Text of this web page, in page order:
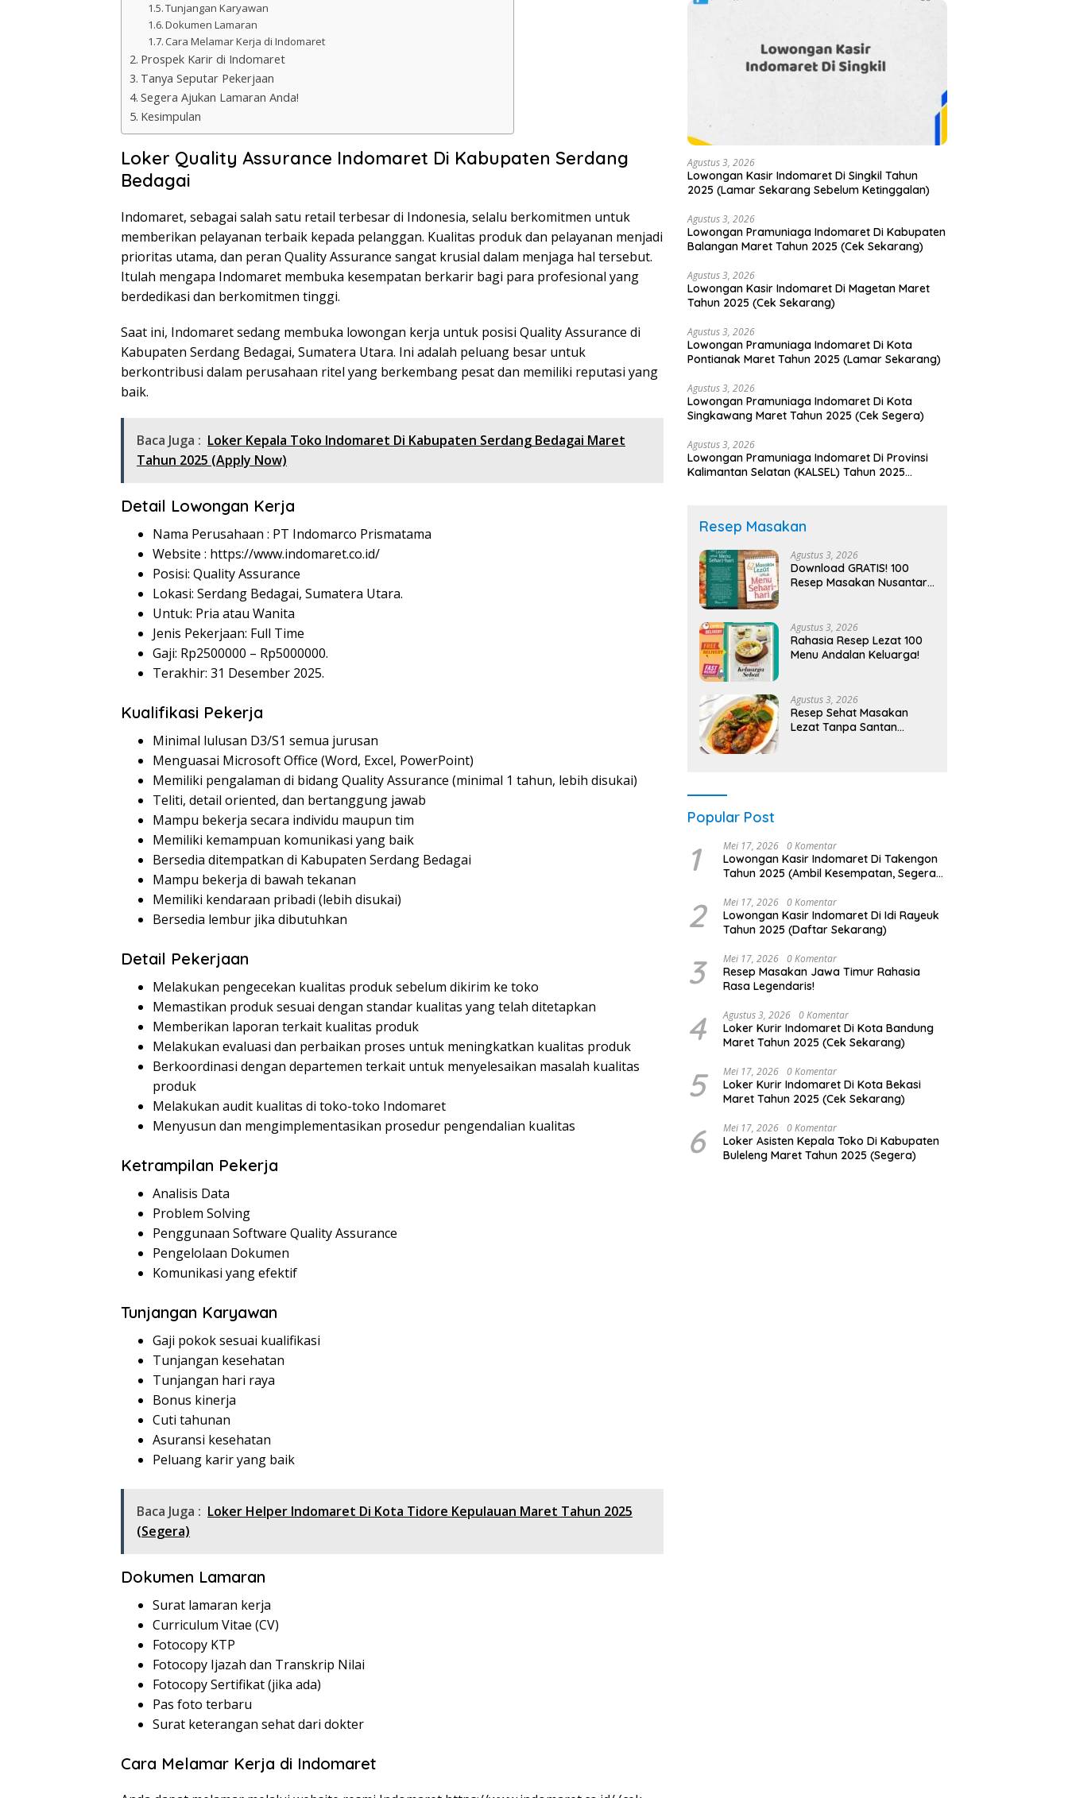
Tunjangan Karyawan
Dokumen Lamaran
Cara Melamar Kerja di Indomaret
Prospek Karir di Indomaret
Tanya Seputar Pekerjaan
Segera Ajukan Lamaran Anda!
Kesimpulan
Loker Quality Assurance Indomaret Di Kabupaten Serdang
Bedagai
Indomaret, sebagai salah satu retail terbesar di Indonesia, selalu berkomitmen untuk
memberikan pelayanan terbaik kepada pelanggan. Kualitas produk dan pelayanan menjadi
prioritas utama, dan peran Quality Assurance sangat krusial dalam menjaga hal tersebut.
Itulah mengapa Indomaret membuka kesempatan berkarir bagi para profesional yang
berdedikasi dan berkomitmen tinggi.
Saat ini, Indomaret sedang membuka lowongan kerja untuk posisi Quality Assurance di
Kabupaten Serdang Bedagai, Sumatera Utara. Ini adalah peluang besar untuk
berkontribusi dalam perusahaan ritel yang berkembang pesat dan memiliki reputasi yang
baik.
Baca Juga : Loker Kepala Toko Indomaret Di Kabupaten Serdang Bedagai Maret
Tahun 2025 (Apply Now)
Detail Lowongan Kerja
Nama Perusahaan : PT Indomarco Prismatama
Website : https://www.indomaret.co.id/
Posisi: Quality Assurance
Lokasi: Serdang Bedagai, Sumatera Utara.
Untuk: Pria atau Wanita
Jenis Pekerjaan: Full Time
Gaji: Rp2500000 – Rp5000000.
Terakhir: 31 Desember 2025.
Kualifikasi Pekerja
Minimal lulusan D3/S1 semua jurusan
Menguasai Microsoft Office (Word, Excel, PowerPoint)
Memiliki pengalaman di bidang Quality Assurance (minimal 1 tahun, lebih disukai)
Teliti, detail oriented, dan bertanggung jawab
Mampu bekerja secara individu maupun tim
Memiliki kemampuan komunikasi yang baik
Bersedia ditempatkan di Kabupaten Serdang Bedagai
Mampu bekerja di bawah tekanan
Memiliki kendaraan pribadi (lebih disukai)
Bersedia lembur jika dibutuhkan
Detail Pekerjaan
Melakukan pengecekan kualitas produk sebelum dikirim ke toko
Memastikan produk sesuai dengan standar kualitas yang telah ditetapkan
Memberikan laporan terkait kualitas produk
Melakukan evaluasi dan perbaikan proses untuk meningkatkan kualitas produk
Berkoordinasi dengan departemen terkait untuk menyelesaikan masalah kualitas
produk
Melakukan audit kualitas di toko-toko Indomaret
Menyusun dan mengimplementasikan prosedur pengendalian kualitas
Ketrampilan Pekerja
Analisis Data
Problem Solving
Penggunaan Software Quality Assurance
Pengelolaan Dokumen
Komunikasi yang efektif
Tunjangan Karyawan
Gaji pokok sesuai kualifikasi
Tunjangan kesehatan
Tunjangan hari raya
Bonus kinerja
Cuti tahunan
Asuransi kesehatan
Peluang karir yang baik
Baca Juga : Loker Helper Indomaret Di Kota Tidore Kepulauan Maret Tahun 2025
(Segera)
Dokumen Lamaran
Surat lamaran kerja
Curriculum Vitae (CV)
Fotocopy KTP
Fotocopy Ijazah dan Transkrip Nilai
Fotocopy Sertifikat (jika ada)
Pas foto terbaru
Surat keterangan sehat dari dokter
Cara Melamar Kerja di Indomaret
Agustus 3, 2026
Lowongan Kasir Indomaret Di Singkil Tahun
2025 (Lamar Sekarang Sebelum Ketinggalan)
Agustus 3, 2026
Lowongan Pramuniaga Indomaret Di Kabupaten
Balangan Maret Tahun 2025 (Cek Sekarang)
Agustus 3, 2026
Lowongan Kasir Indomaret Di Magetan Maret
Tahun 2025 (Cek Sekarang)
Agustus 3, 2026
Lowongan Pramuniaga Indomaret Di Kota
Pontianak Maret Tahun 2025 (Lamar Sekarang)
Agustus 3, 2026
Lowongan Pramuniaga Indomaret Di Kota
Singkawang Maret Tahun 2025 (Cek Segera)
Agustus 3, 2026
Lowongan Pramuniaga Indomaret Di Provinsi
Kalimantan Selatan (KALSEL) Tahun 2025
Resep Masakan
Agustus 3, 2026
Download GRATIS! 100
Resep Masakan Nusantara
Agustus 3, 2026
Rahasia Resep Lezat 100
Menu Andalan Keluarga!
Agustus 3, 2026
Resep Sehat Masakan
Lezat Tanpa Santan
Popular Post
1 Mei 17, 2026 0 Komentar
Lowongan Kasir Indomaret Di Takengon
Tahun 2025 (Ambil Kesempatan, Segera
2 Mei 17, 2026 0 Komentar
Lowongan Kasir Indomaret Di Idi Rayeuk
Tahun 2025 (Daftar Sekarang)
3 Mei 17, 2026 0 Komentar
Resep Masakan Jawa Timur Rahasia
Rasa Legendaris!
4 Agustus 3, 2026 0 Komentar
Loker Kurir Indomaret Di Kota Bandung
Maret Tahun 2025 (Cek Sekarang)
5 Mei 17, 2026 0 Komentar
Loker Kurir Indomaret Di Kota Bekasi
Maret Tahun 2025 (Cek Sekarang)
6 Mei 17, 2026 0 Komentar
Loker Asisten Kepala Toko Di Kabupaten
Buleleng Maret Tahun 2025 (Segera)